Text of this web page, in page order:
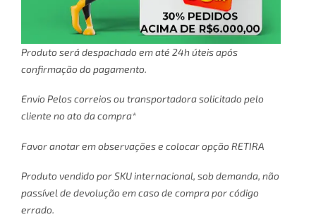
Produto será despachado em até 24h úteis após
confirmação do pagamento.
Envio Pelos correios ou transportadora solicitado pelo
cliente no ato da compra*
Favor anotar em observações e colocar opção RETIRA
Produto vendido por SKU internacional, sob demanda, não
passível de devolução em caso de compra por código
errado.